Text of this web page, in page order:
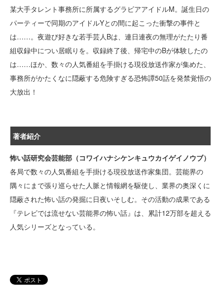
某大手タレント事務所に所属するグラビアアイドルM。誕生日の
パーティーで同期のアイドルYとの間に起こった衝撃の事件と
は……。夜遊び好きな若手芸人Bは、連日連夜の無理がたたり番
組収録中につい居眠りを。収録終了後、帰宅中のBが体験したの
は……ほか、数々の人気番組を手掛ける現役放送作家が集めた、
事務所がかたくなに隠蔽する危険すぎる恐怖譚50話を発禁覚悟の
大放出！
著者紹介
怖い話研究会芸能部（コワイハナシケンキュウカイゲイノウブ）
各局で数々の人気番組を手掛ける現役放送作家集団。芸能界の
隅々にまで張り巡らせた人脈と情報網を駆使し、業界の奥深くに
隠蔽された怖い話の発掘に日夜いそしむ。その活動の成果である
『テレビでは流せない芸能界の怖い話』は、累計12万部を超える
人気シリーズとなっている。